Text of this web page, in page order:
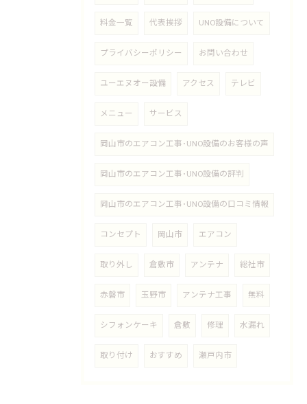
料金一覧 代表挨拶 UNO設備について
プライバシーポリシー お問い合わせ
ユーエヌオー設備 アクセス テレビ
メニュー サービス
岡山市のエアコン工事･UNO設備のお客様の声
岡山市のエアコン工事･UNO設備の評判
岡山市のエアコン工事･UNO設備の口コミ情報
コンセプト 岡山市 エアコン
取り外し 倉敷市 アンテナ 総社市
赤磐市 玉野市 アンテナ工事 無料
シフォンケーキ 倉敷 修理 水漏れ
取り付け おすすめ 瀬戸内市